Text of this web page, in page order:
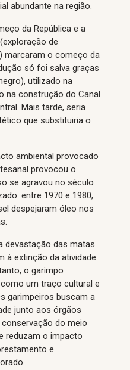
abundante na região.
da República e a
de
marcaram o começo da
só foi salva graças
utilizado na
na construção do Canal
Mais tarde, seria
que substituiria o
ambiental provocado
provocou o
se agravou no século
entre 1970 e 1980,
despejaram óleo nos
devastação das matas
à extinção da atividade
o garimpo
um traço cultural e
garimpeiros buscam a
junto aos órgãos
do meio
reduzam o impacto
e